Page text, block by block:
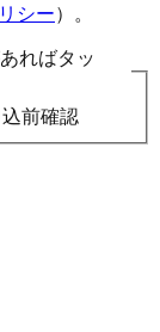
シー）。
ればタッ
込前確認